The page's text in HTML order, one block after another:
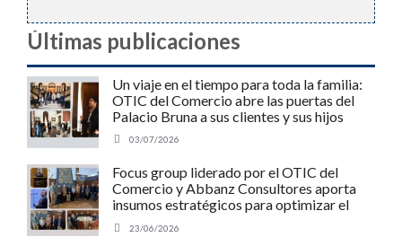
Últimas publicaciones
Un viaje en el tiempo para toda la familia:
OTIC del Comercio abre las puertas del
Palacio Bruna a sus clientes y sus hijos
03/07/2026
Focus group liderado por el OTIC del
Comercio y Abbanz Consultores aporta
insumos estratégicos para optimizar el
Programa MIPE de SENCE y potenciar a
las pymes chilenas
23/06/2026